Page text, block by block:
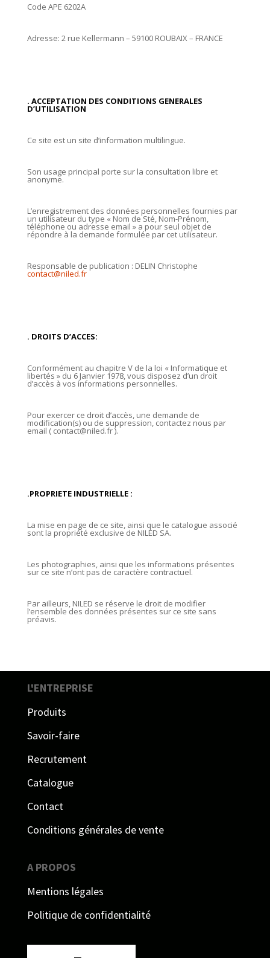
Code APE 6202A
Adresse: 2 rue Kellermann – 59100 ROUBAIX – FRANCE
. ACCEPTATION DES CONDITIONS GENERALES
D’UTILISATION
Ce site est un site d’information multilingue.
Son usage principal porte sur la consultation libre et
anonyme.
L’enregistrement des données personnelles fournies par
un utilisateur du type « Nom de Sté, Nom-Prénom,
téléphone ou adresse email » a pour seul objet de
répondre à la demande formulée par cet utilisateur.
Responsable de publication : DELIN Christophe
contact@niled.fr
. DROITS D’ACCES:
Conformément au chapitre V de la loi « Informatique et
libertés » du 6 Janvier 1978, vous disposez d’un droit
d’accès à vos informations personnelles.
Pour exercer ce droit d’accès, une demande de
modification(s) ou de suppression, contactez nous par
email ( contact@niled.fr ).
.PROPRIETE INDUSTRIELLE :
La mise en page de ce site, ainsi que le catalogue associé
sont la propriété exclusive de NILED SA.
Les photographies, ainsi que les informations présentes
sur ce site n’ont pas de caractère contractuel.
Par ailleurs, NILED se réserve le droit de modifier
l’ensemble des données présentes sur ce site sans
préavis.
L'ENTREPRISE
Produits
Savoir-faire
Recrutement
Catalogue
Contact
Conditions générales de vente
A PROPOS
Mentions légales
Politique de confidentialité